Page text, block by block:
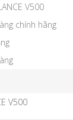
V500
chính hãng
V500